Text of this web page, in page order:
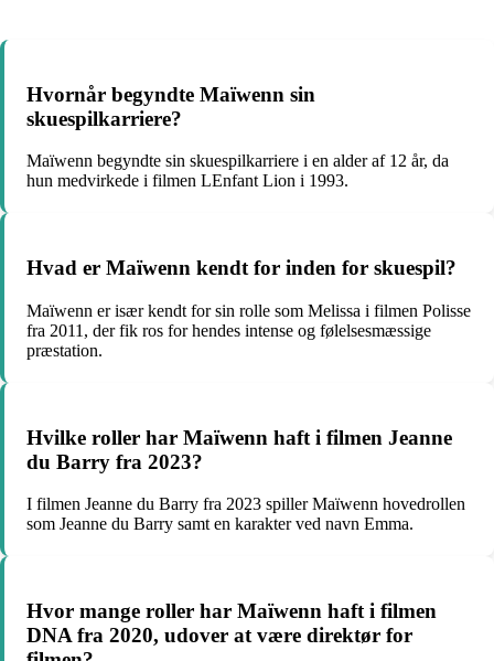
Hvornår begyndte Maïwenn sin
skuespilkarriere?
Maïwenn begyndte sin skuespilkarriere i en alder af 12 år, da
hun medvirkede i filmen LEnfant Lion i 1993.
Hvad er Maïwenn kendt for inden for skuespil?
Maïwenn er især kendt for sin rolle som Melissa i filmen Polisse
fra 2011, der fik ros for hendes intense og følelsesmæssige
præstation.
Hvilke roller har Maïwenn haft i filmen Jeanne
du Barry fra 2023?
I filmen Jeanne du Barry fra 2023 spiller Maïwenn hovedrollen
som Jeanne du Barry samt en karakter ved navn Emma.
Hvor mange roller har Maïwenn haft i filmen
DNA fra 2020, udover at være direktør for